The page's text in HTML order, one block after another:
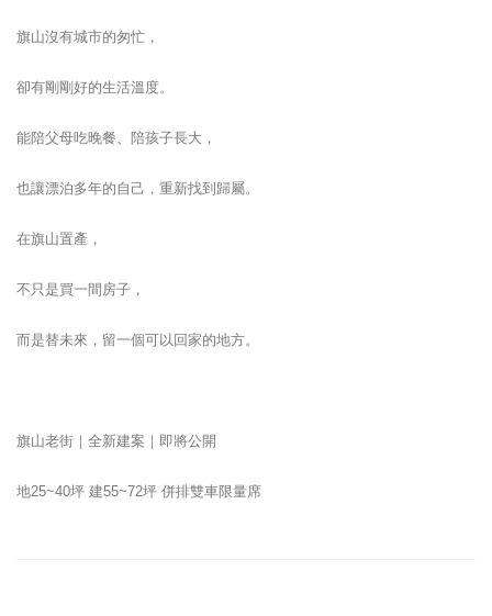
旗山沒有城市的匆忙，
卻有剛剛好的生活溫度。
能陪父母吃晚餐、陪孩子長大，
也讓漂泊多年的自己，重新找到歸屬。
在旗山置產，
不只是買一間房子，
而是替未來，留一個可以回家的地方。
旗山老街｜全新建案｜即將公開
地25~40坪 建55~72坪 併排雙車限量席